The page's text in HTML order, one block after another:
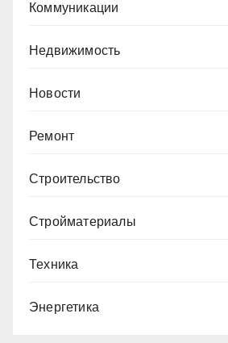
Коммуникации
Недвижимость
Новости
Ремонт
Строительство
Стройматериалы
Техника
Энергетика